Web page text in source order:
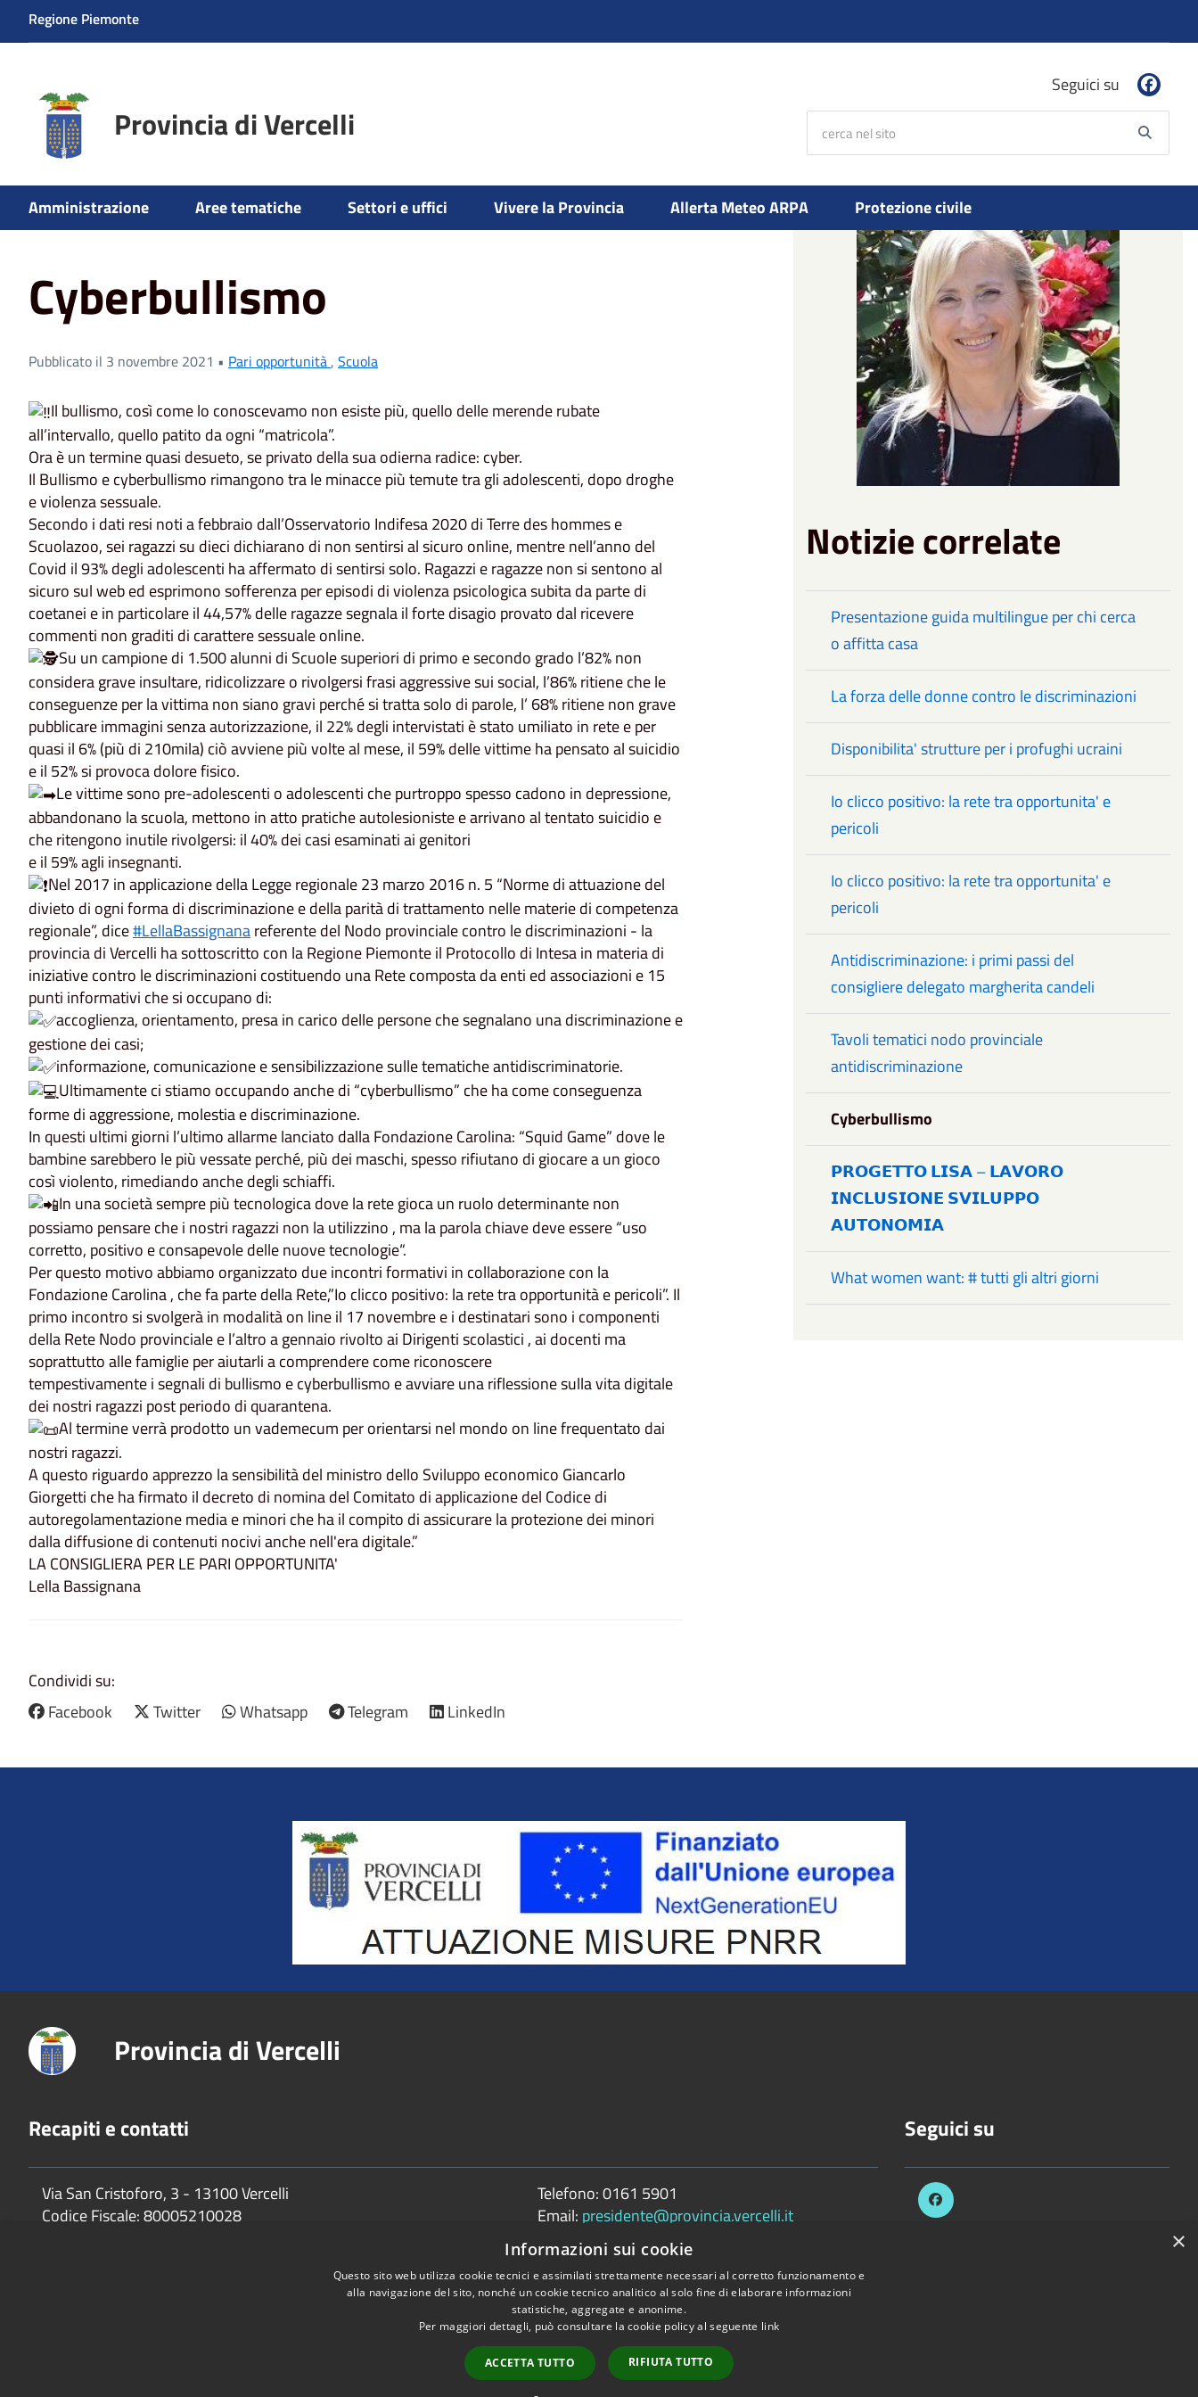
Regione Piemonte
Provincia di Vercelli
Seguici su
Amministrazione Aree tematiche Settori e uffici Vivere la Provincia Allerta Meteo ARPA Protezione civile
Home News Scuola Cyberbullismo
Cyberbullismo
Pubblicato il 3 novembre 2021 • Pari opportunità, Scuola
Il bullismo, così come lo conoscevamo non esiste più, quello delle merende rubate
all’intervallo, quello patito da ogni “matricola”.
Ora è un termine quasi desueto, se privato della sua odierna radice: cyber.
Il Bullismo e cyberbullismo rimangono tra le minacce più temute tra gli adolescenti, dopo droghe
e violenza sessuale.
Secondo i dati resi noti a febbraio dall’Osservatorio Indifesa 2020 di Terre des hommes e
Scuolazoo, sei ragazzi su dieci dichiarano di non sentirsi al sicuro online, mentre nell’anno del
Covid il 93% degli adolescenti ha affermato di sentirsi solo. Ragazzi e ragazze non si sentono al
sicuro sul web ed esprimono sofferenza per episodi di violenza psicologica subita da parte di
coetanei e in particolare il 44,57% delle ragazze segnala il forte disagio provato dal ricevere
commenti non graditi di carattere sessuale online.
Su un campione di 1.500 alunni di Scuole superiori di primo e secondo grado l’82% non
considera grave insultare, ridicolizzare o rivolgersi frasi aggressive sui social, l’86% ritiene che le
conseguenze per la vittima non siano gravi perché si tratta solo di parole, l’ 68% ritiene non grave
pubblicare immagini senza autorizzazione, il 22% degli intervistati è stato umiliato in rete e per
quasi il 6% (più di 210mila) ciò avviene più volte al mese, il 59% delle vittime ha pensato al suicidio
e il 52% si provoca dolore fisico.
Le vittime sono pre-adolescenti o adolescenti che purtroppo spesso cadono in depressione,
abbandonano la scuola, mettono in atto pratiche autolesioniste e arrivano al tentato suicidio e
che ritengono inutile rivolgersi: il 40% dei casi esaminati ai genitori
e il 59% agli insegnanti.
Nel 2017 in applicazione della Legge regionale 23 marzo 2016 n. 5 “Norme di attuazione del
divieto di ogni forma di discriminazione e della parità di trattamento nelle materie di competenza
regionale”, dice#LellaBassignanareferente del Nodo provinciale contro le discriminazioni - la
provincia di Vercelli ha sottoscritto con la Regione Piemonte il Protocollo di Intesa in materia di
iniziative contro le discriminazioni costituendo una Rete composta da enti ed associazioni e 15
punti informativi che si occupano di:
accoglienza, orientamento, presa in carico delle persone che segnalano una discriminazione e
gestione dei casi;
informazione, comunicazione e sensibilizzazione sulle tematiche antidiscriminatorie.
Ultimamente ci stiamo occupando anche di “cyberbullismo” che ha come conseguenza
forme di aggressione, molestia e discriminazione.
In questi ultimi giorni l’ultimo allarme lanciato dalla Fondazione Carolina: “Squid Game” dove le
bambine sarebbero le più vessate perché, più dei maschi, spesso rifiutano di giocare a un gioco
così violento, rimediando anche degli schiaffi.
In una società sempre più tecnologica dove la rete gioca un ruolo determinante non
possiamo pensare che i nostri ragazzi non la utilizzino , ma la parola chiave deve essere “uso
corretto, positivo e consapevole delle nuove tecnologie“.
Per questo motivo abbiamo organizzato due incontri formativi in collaborazione con la
Fondazione Carolina , che fa parte della Rete,”Io clicco positivo: la rete tra opportunità e pericoli”. Il
primo incontro si svolgerà in modalità on line il 17 novembre e i destinatari sono i componenti
della Rete Nodo provinciale e l’altro a gennaio rivolto ai Dirigenti scolastici , ai docenti ma
soprattutto alle famiglie per aiutarli a comprendere come riconoscere
tempestivamente i segnali di bullismo e cyberbullismo e avviare una riflessione sulla vita digitale
dei nostri ragazzi post periodo di quarantena.
Al termine verrà prodotto un vademecum per orientarsi nel mondo on line frequentato dai
nostri ragazzi.
A questo riguardo apprezzo la sensibilità del ministro dello Sviluppo economico Giancarlo
Giorgetti che ha firmato il decreto di nomina del Comitato di applicazione del Codice di
autoregolamentazione media e minori che ha il compito di assicurare la protezione dei minori
dalla diffusione di contenuti nocivi anche nell'era digitale.”
LA CONSIGLIERA PER LE PARI OPPORTUNITA'
Lella Bassignana
Condividi su:
Facebook
Twitter Whatsapp Telegram LinkedIn
Notizie correlate
Presentazione guida multilingue per chi cerca
o affitta casa
La forza delle donne contro le discriminazioni
Disponibilita' strutture per i profughi ucraini
Io clicco positivo: la rete tra opportunita' e
pericoli
Io clicco positivo: la rete tra opportunita' e
pericoli
Antidiscriminazione: i primi passi del
consigliere delegato margherita candeli
Tavoli tematici nodo provinciale
antidiscriminazione
Cyberbullismo
𝗣𝗥𝗢𝗚𝗘𝗧𝗧𝗢 𝗟𝗜𝗦𝗔 – 𝗟𝗔𝗩𝗢𝗥𝗢
𝗜𝗡𝗖𝗟𝗨𝗦𝗜𝗢𝗡𝗘 𝗦𝗩𝗜𝗟𝗨𝗣𝗣𝗢
𝗔𝗨𝗧𝗢𝗡𝗢𝗠𝗜𝗔
What women want: # tutti gli altri giorni
Title
Provincia di Vercelli
Recapiti e contatti
Via San Cristoforo, 3 - 13100 Vercelli
Codice Fiscale:80005210028
Telefono:0161 5901
Email: presidente@provincia.vercelli.it
presidenza.provincia@cert.provincia.vercelli.it
Seguici su
Copyright © 2026 • Provincia di Vercelli • Powered by
×
Informazioni sui cookie
Questo sito web utilizza cookie tecnici e assimilati strettamente necessari al corretto funzionamento e
alla navigazione del sito, nonché un cookie tecnico analitico al solo fine di elaborare informazioni
statistiche, aggregate e anonime.
Per maggiori dettagli, può consultare la cookie policy al seguente link
ACCETTA TUTTO RIFIUTA TUTTO